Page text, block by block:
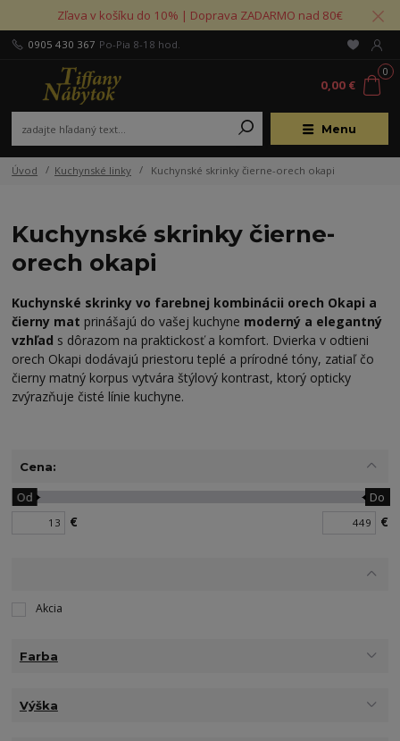
Zľava v košíku do 10% | Doprava ZADARMO nad 80€
Menu
0905 430 367 Po-Pia 8-18 hod.
0
0,00 €
Úvod Kuchynské linky Kuchynské skrinky čierne-orech okapi
Kuchynské skrinky čierne-
orech okapi
Kuchynské skrinky vo farebnej kombinácii orech Okapi a
čierny mat prinášajú do vašej kuchyne moderný a elegantný
vzhľad s dôrazom na praktickosť a komfort. Dvierka v odtieni
orech Okapi dodávajú priestoru teplé a prírodné tóny, zatiaľ čo
čierny matný korpus vytvára štýlový kontrast, ktorý opticky
zvýrazňuje čisté línie kuchyne.
Cena:
€
Od Do
€
Akcia
Farba
Výška